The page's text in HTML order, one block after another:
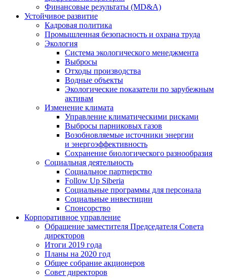
Финансовые результаты (MD&A)
Устойчивое развитие
Кадровая политика
Промышленная безопасность и охрана труда
Экология
Система экологического менеджмента
Выбросы
Отходы производства
Водные объекты
Экологические показатели по зарубежным
активам
Изменение климата
Управление климатическими рисками
Выбросы парниковых газов
Возобновляемые источники энергии
и энергоэффективность
Сохранение биологического разнообразия
Социальная деятельность
Социальное партнерство
Follow Up Siberia
Социальные программы для персонала
Социальные инвестиции
Спонсорство
Корпоративное управление
Обращение заместителя Председателя Совета
директоров
Итоги 2019 года
Планы на 2020 год
Общее собрание акционеров
Совет директоров